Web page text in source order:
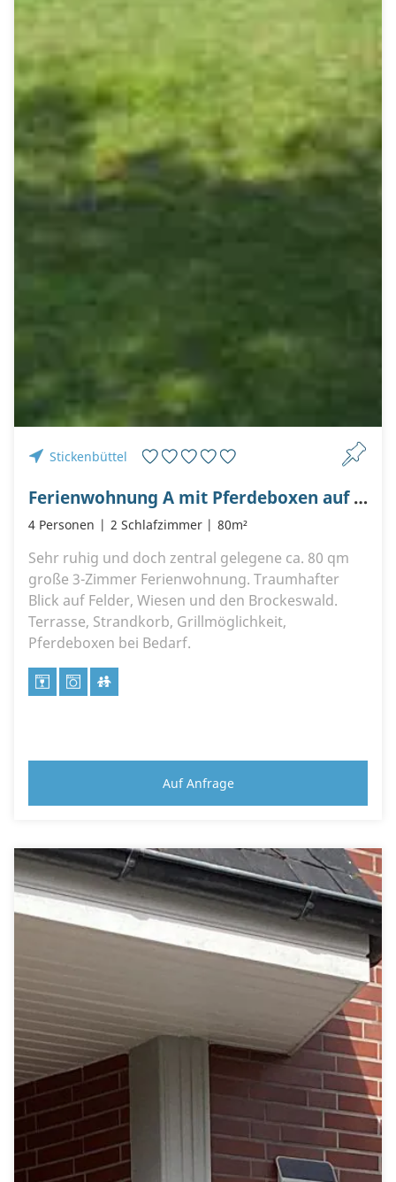
Stickenbüttel
Ferienwohnung A mit Pferdeboxen auf dem Ferienhof Plambeck
4 Personen 2 Schlafzimmer 80m²
Sehr ruhig und doch zentral gelegene ca. 80 qm
große 3-Zimmer Ferienwohnung. Traumhafter
Blick auf Felder, Wiesen und den Brockeswald.
Terrasse, Strandkorb, Grillmöglichkeit,
Pferdeboxen bei Bedarf.
Auf Anfrage